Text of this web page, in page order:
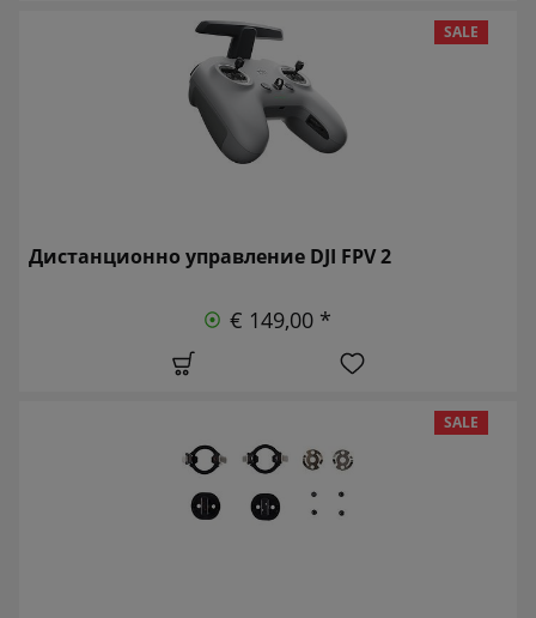
SALE
Дистанционно управление DJI FPV 2
€ 149,00 *
SALE